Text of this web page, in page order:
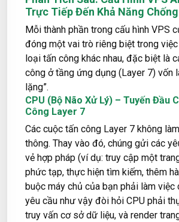
Trực Tiếp Đến Khả Năng Chống
Mỗi thành phần trong cấu hình VPS
đóng một vai trò riêng biệt trong
loại tấn công khác nhau, đặc biệt là
công ở tầng ứng dụng (Layer 7) vốn
lặng”.
CPU (Bộ Não Xử Lý) – Tuyến Đầu
Công Layer 7
Các cuộc tấn công Layer 7 không
thông. Thay vào đó, chúng gửi các
vẻ hợp pháp (ví dụ: truy cập một
phức tạp, thực hiện tìm kiếm, thêm
buộc máy chủ của bạn phải làm
yêu cầu như vậy đòi hỏi CPU phải
truy vấn cơ sở dữ liệu, và render